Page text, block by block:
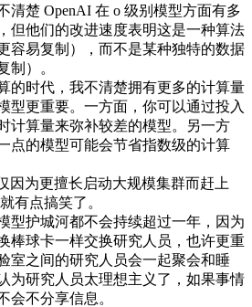
清楚 OpenAI 在 o 级别模型方面有多
但他们的改进速度表明这是一种算法
容易复制），而不是某种独特的数据
制）。
的时代，我不清楚拥有更多的计算量
型更重要。一方面，你可以通过投入
计算量来弥补较差的模型。另一方
点的模型可能会节省指数级的计算
因为更擅长启动大规模集群而赶上
有点搞笑了。
型护城河都不会持续超过一年，因为
棒球卡一样交换研究人员，也许更重
室之间的研究人员会一起聚会和睡
为研究人员太理想主义了，如果事情
会不分享信息。